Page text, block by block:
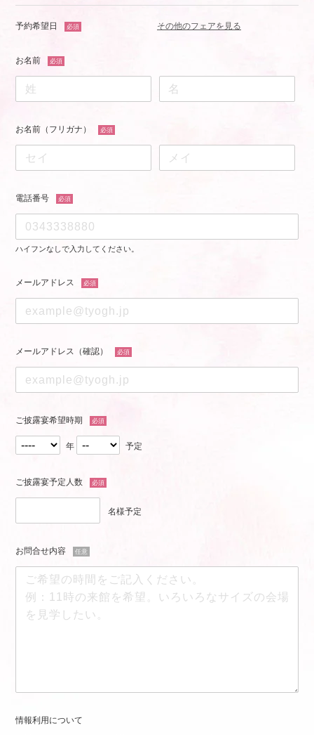
予約希望日 必須 その他のフェアを見る
お名前 必須
お名前（フリガナ） 必須
電話番号 必須
ハイフンなしで入力してください。
メールアドレス 必須
メールアドレス（確認） 必須
ご披露宴希望時期 必須
年 予定
ご披露宴予定人数 必須
名様予定
お問合せ内容 任意
情報利用について